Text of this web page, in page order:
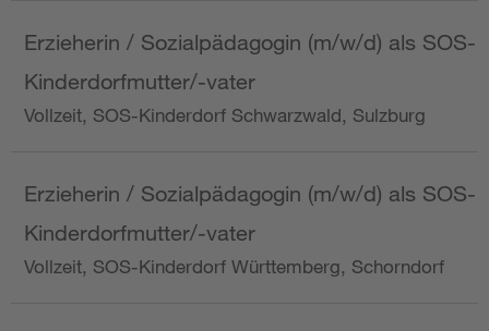
Erzieherin / Sozialpädagogin (m/w/d) als SOS-
Kinderdorfmutter/-vater
Vollzeit, SOS-Kinderdorf Schwarzwald, Sulzburg
Erzieherin / Sozialpädagogin (m/w/d) als SOS-
Kinderdorfmutter/-vater
Vollzeit, SOS-Kinderdorf Württemberg, Schorndorf